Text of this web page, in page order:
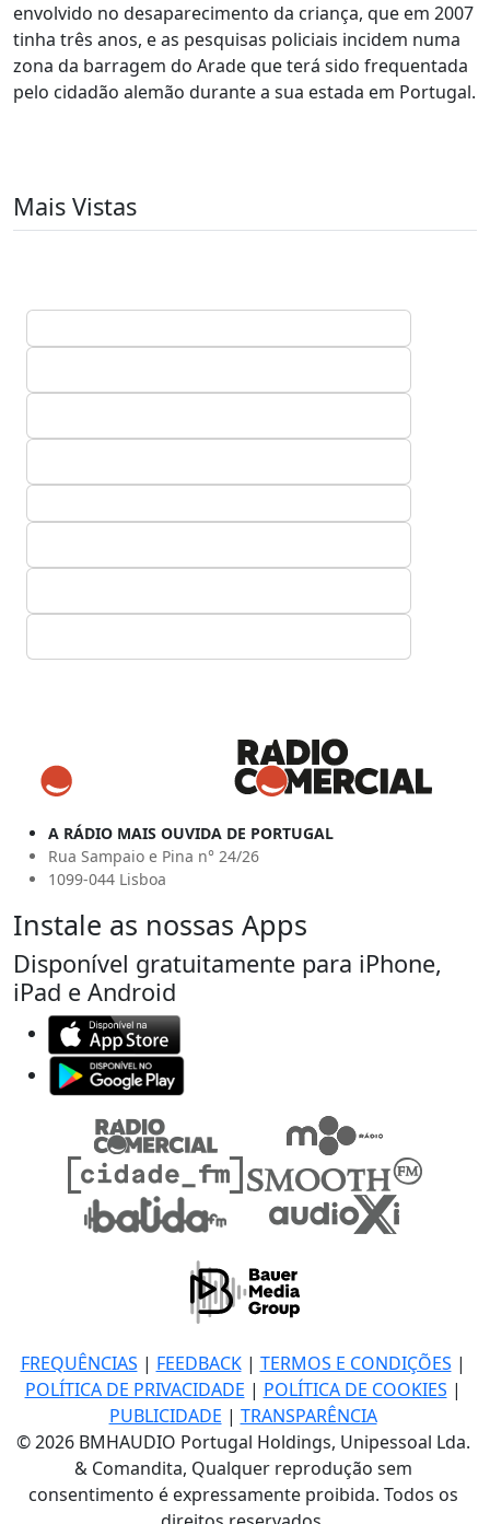
envolvido no desaparecimento da criança, que em 2007
tinha três anos, e as pesquisas policiais incidem numa
zona da barragem do Arade que terá sido frequentada
pelo cidadão alemão durante a sua estada em Portugal.
Mais Vistas
A RÁDIO MAIS OUVIDA DE PORTUGAL
Rua Sampaio e Pina n° 24/26
1099-044 Lisboa
Instale as nossas Apps
Disponível gratuitamente para iPhone,
iPad e Android
FREQUÊNCIAS | FEEDBACK| TERMOS E CONDIÇÕES |
POLÍTICA DE PRIVACIDADE | POLÍTICA DE COOKIES |
PUBLICIDADE | TRANSPARÊNCIA
© 2026 BMHAUDIO Portugal Holdings, Unipessoal Lda.
& Comandita, Qualquer reprodução sem
consentimento é expressamente proibida. Todos os